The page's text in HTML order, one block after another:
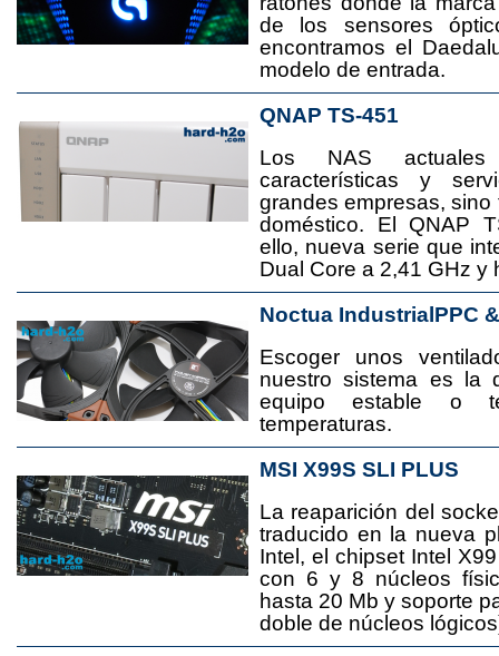
de los sensores
encontramos el
modelo de entrada.
QNAP TS-451
Los NAS
características y
grandes empresas,
doméstico. El QNAP
ello, nueva serie que
Dual Core a 2,41 GHz y
Noctua IndustrialPPC
Escoger unos
nuestro sistema es la
equipo estable o
temperaturas.
MSI X99S SLI PLUS
La reaparición del
traducido en la nueva
Intel, el chipset Intel
con 6 y 8 núcleos
hasta 20 Mb y soporte
doble de núcleos